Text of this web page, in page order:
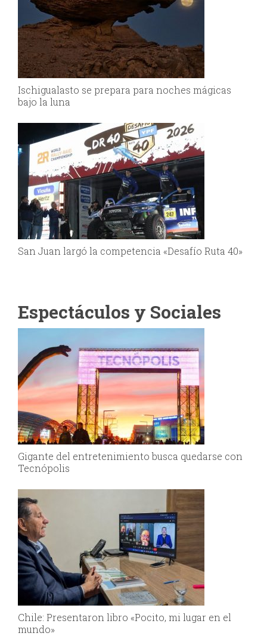
Ischigualasto se prepara para noches mágicas
bajo la luna
San Juan largó la competencia «Desafío Ruta 40»
Espectáculos y Sociales
Gigante del entretenimiento busca quedarse con
Tecnópolis
Chile: Presentaron libro «Pocito, mi lugar en el
mundo»